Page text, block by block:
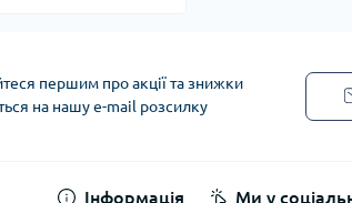
першим про акції та знижки
на нашу e-mail розсилку
Інформація Ми у